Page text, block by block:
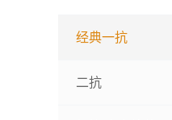
经典一抗
二抗